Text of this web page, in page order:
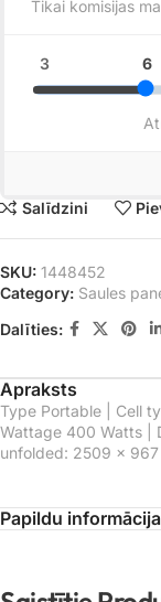
Salīdzini
SKU: 1448452
Category: Saules
Dalīties:
Apraksts
Type Portable | Cell
Wattage 400 Watts |
unfolded: 2509 ×
Papildu informācija